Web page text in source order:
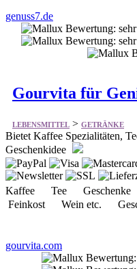
genuss7.de
Gourvita für
LEBENSMITTEL > GETRÄNKE
Bietet Kaffee Spezialitäten,
Geschenkidee
Kaffee Tee
Feinkost Wein etc.
gourvita.com